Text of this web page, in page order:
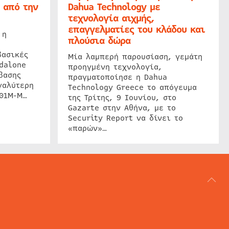
από την
M…
Dahua Technology με
τεχνολογία αιχμής,
επαγγελματίες του κλάδου και
πλούσια δώρα
Μία λαμπερή παρουσίαση, γεμάτη
προηγμένη τεχνολογία,
πραγματοποίησε η Dahua
Technology Greece το απόγευμα
της Τρίτης, 9 Ιουνίου, στο
Gazarte στην Αθήνα, με το
Security Report να δίνει το
«παρών»…